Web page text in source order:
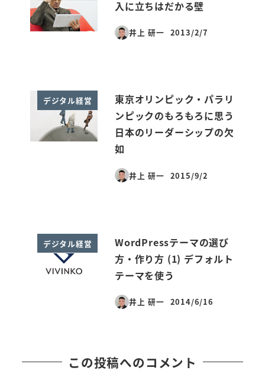
入に立ちはだかる壁
井上 研一
投稿日
2013/2/7
デジタル経営
東京オリンピック・パラリ
ンピックのもろもろに思う
日本のリーダーシップの欠
如
井上 研一
投稿日
2015/9/2
デジタル経営
WordPressテーマの選び
方・作り方 (1) デフォルト
テーマを使う
井上 研一
投稿日
2014/6/16
この投稿へのコメント